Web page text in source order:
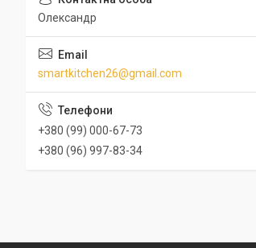
Олександр
smartkitchen26@gmail.com
+380 (99) 000-67-73
+380 (96) 997-83-34